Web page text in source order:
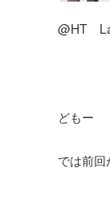
@HT
どもー
では前